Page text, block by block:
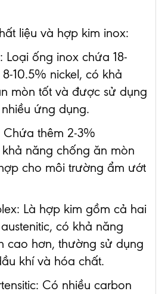
liệu và hợp kim inox:
Loại ống inox chứa 18-
10.5% nickel, có khả
mòn tốt và được sử dụng
ứng dụng.
Chứa thêm 2-3%
năng chống ăn mòn
cho môi trường ẩm ướt
Là hợp kim gồm cả hai
có khả năng
cao hơn, thường sử dụng
khí và hóa chất.
Có nhiều carbon